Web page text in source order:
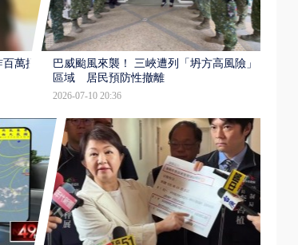
萬提
巴威颱風來襲！ 三峽遭列「坍方高風險」
區域 居民預防性撤離
2026-07-10 20:36